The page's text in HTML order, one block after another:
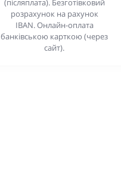
(післяплата). Безготівковий
розрахунок на рахунок
IBAN. Онлайн-оплата
банківською карткою (через
сайт).